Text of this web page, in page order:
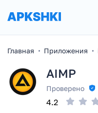
Главная Приложения
AIMP
Проверено
4.2